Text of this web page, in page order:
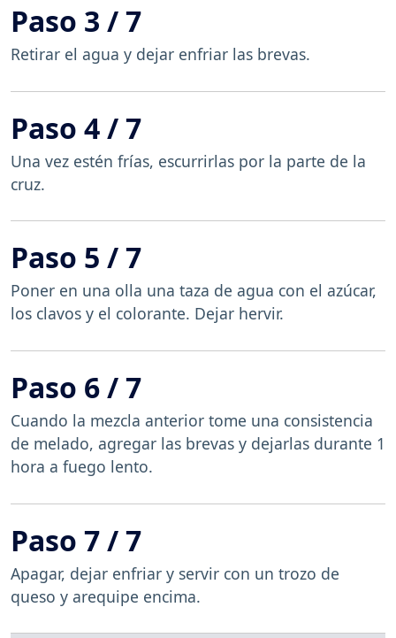
Paso 3 / 7
Retirar el agua y dejar enfriar las brevas.
Paso 4 / 7
Una vez estén frías, escurrirlas por la parte de la
cruz.
Paso 5 / 7
Poner en una olla una taza de agua con el azúcar,
los clavos y el colorante. Dejar hervir.
Paso 6 / 7
Cuando la mezcla anterior tome una consistencia
de melado, agregar las brevas y dejarlas durante 1
hora a fuego lento.
Paso 7 / 7
Apagar, dejar enfriar y servir con un trozo de
queso y arequipe encima.